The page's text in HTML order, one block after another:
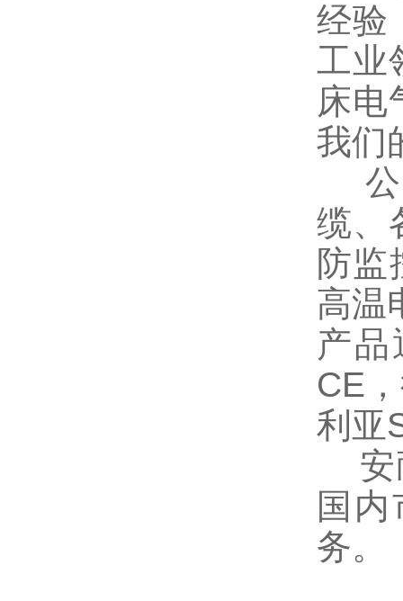
经验
工业
床电
我们
公
缆、
防监
高温
产
CE
利亚
安
国
务。